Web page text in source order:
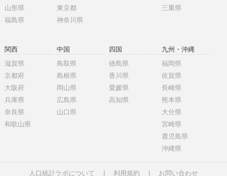
山形県
福島県
東京都
神奈川県
三重県
関西
滋賀県
京都府
大阪府
兵庫県
奈良県
和歌山県
中国
鳥取県
島根県
岡山県
広島県
山口県
四国
徳島県
香川県
愛媛県
高知県
九州・沖縄
福岡県
佐賀県
長崎県
熊本県
大分県
宮崎県
鹿児島県
沖縄県
人口統計ラボについて 利用規約 お問い合わせ